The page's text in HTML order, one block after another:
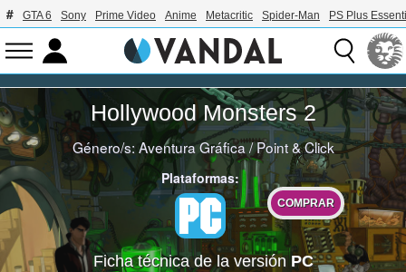
GTA 6 Sony Prime Video Anime Metacritic Spider-Man PS Plus
Hollywood Monsters 2
Género/s: Aventura Gráfica/Point & Click
Plataformas:
COMPRAR
Ficha técnica de la versiónPC